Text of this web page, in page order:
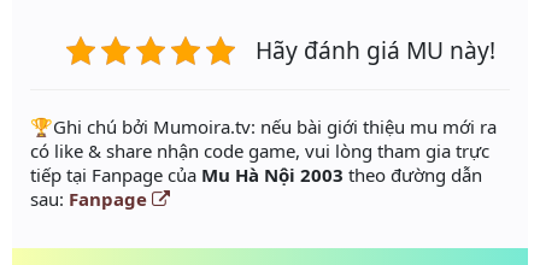
Hãy đánh giá MU này!
️🏆Ghi chú bởi Mumoira.tv: nếu bài giới thiệu mu mới ra
có like & share nhận code game, vui lòng tham gia trực
tiếp tại Fanpage của Mu Hà Nội 2003 theo đường dẫn
sau: Fanpage